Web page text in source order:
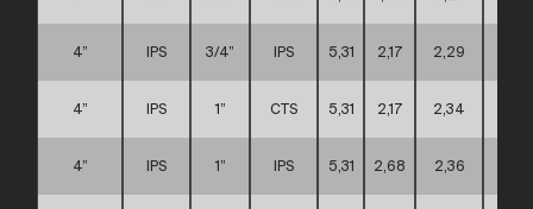
4” IPS 3/4” IPS 5,31 2,17 2,29
4” IPS 1” CTS 5,31 2,17 2,34
4” IPS 1” IPS 5,31 2,68 2,36